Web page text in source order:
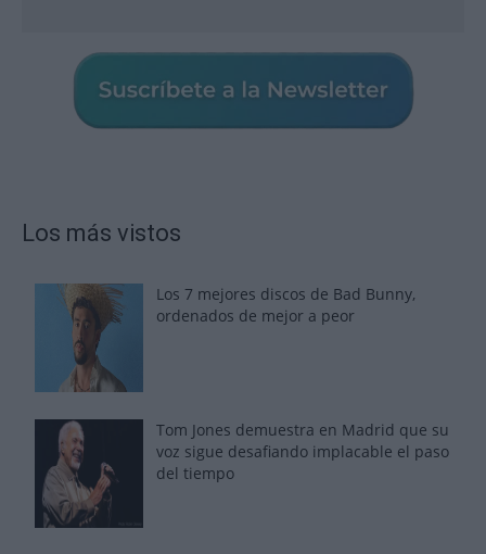
Los más vistos
Los 7 mejores discos de Bad Bunny,
ordenados de mejor a peor
Tom Jones demuestra en Madrid que su
voz sigue desafiando implacable el paso
del tiempo